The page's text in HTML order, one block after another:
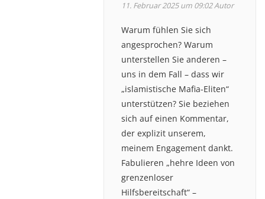
11. Februar 2025 um 09:02Autor
Warum fühlen Sie sich
angesprochen? Warum
unterstellen Sie anderen –
uns in dem Fall – dass wir
„islamistische Mafia-Eliten“
unterstützen? Sie beziehen
sich auf einen Kommentar,
der explizit unserem,
meinem Engagement dankt.
Fabulieren „hehre Ideen von
grenzenloser
Hilfsbereitschaft“ –